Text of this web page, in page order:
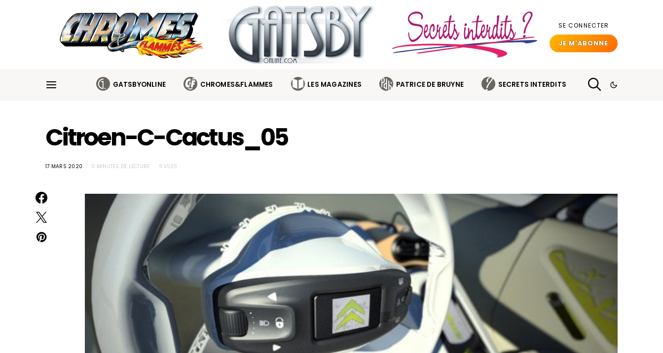
SE CONNECTER
JE M'ABONNE
GATSBYONLINE CHROMES&FLAMMES LES MAGAZINES PATRICE DE BRUYNE SECRETS INTERDITS
Citroen-C-Cactus_05
17 MARS 2020 0 MINUTES DE LECTURE 9 VUES